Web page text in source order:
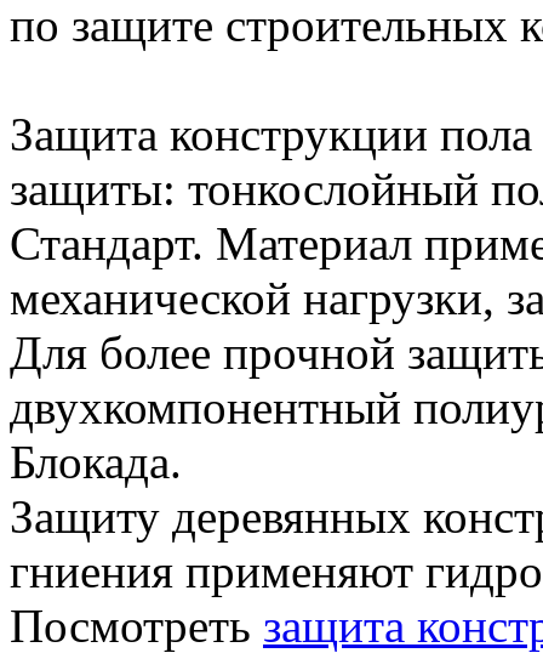
по защите строительных
Защита конструкции
защиты: тонкослойный
Стандарт. Материал
механической нагрузки,
Для более прочной
двухкомпонентный
Блокада.
Защиту деревянных
гниения применяют
Посмотреть защита